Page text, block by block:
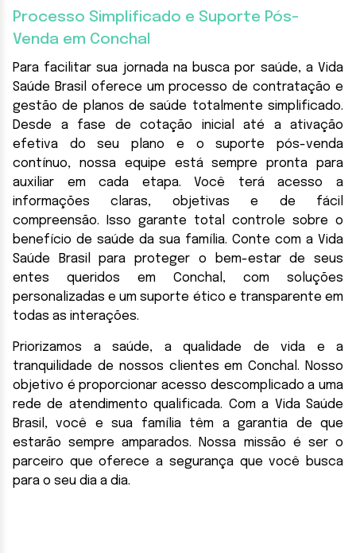
Processo Simplificado e Suporte Pós-
Venda em Conchal
Para facilitar sua jornada na busca por saúde, a Vida
Saúde Brasil oferece um processo de contratação e
gestão de planos de saúde totalmente simplificado.
Desde a fase de cotação inicial até a ativação
efetiva do seu plano e o suporte pós-venda
contínuo, nossa equipe está sempre pronta para
auxiliar em cada etapa. Você terá acesso a
informações claras, objetivas e de fácil
compreensão. Isso garante total controle sobre o
benefício de saúde da sua família. Conte com a Vida
Saúde Brasil para proteger o bem-estar de seus
entes queridos em Conchal, com soluções
personalizadas e um suporte ético e transparente em
todas as interações.
Priorizamos a saúde, a qualidade de vida e a
tranquilidade de nossos clientes em Conchal. Nosso
objetivo é proporcionar acesso descomplicado a uma
rede de atendimento qualificada. Com a Vida Saúde
Brasil, você e sua família têm a garantia de que
estarão sempre amparados. Nossa missão é ser o
parceiro que oferece a segurança que você busca
para o seu dia a dia.